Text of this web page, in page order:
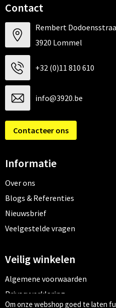
Contact
Rembert
3920 Lommel
+32 (0)11 810 610
info@3920.be
Contacteer ons
Informatie
Over ons
Blogs & Referenties
Nieuwsbrief
Veelgestelde vragen
Veilig winkelen
Algemene voorwaarden
Privacyverklaring
Om onze webshop goed te laten